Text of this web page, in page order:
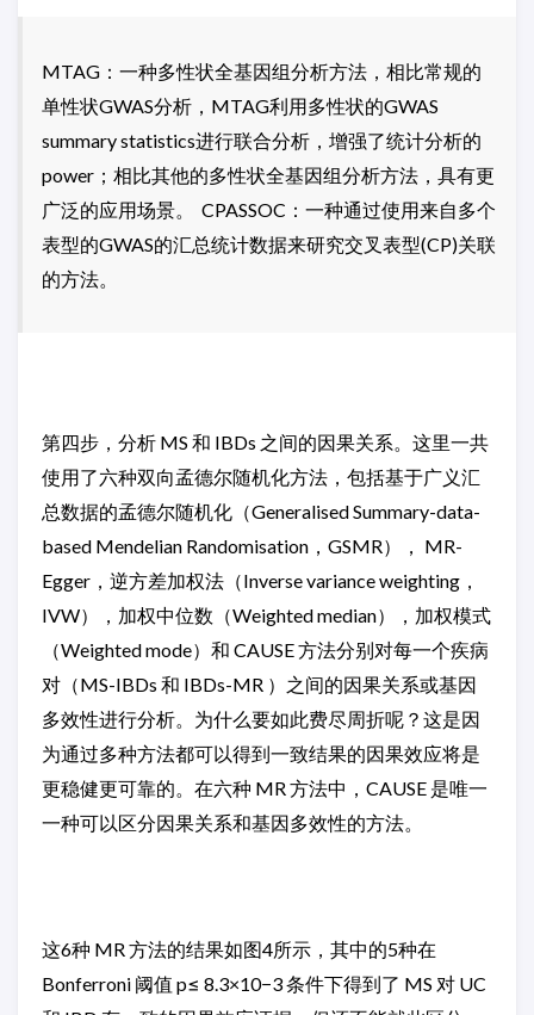
MTAG：一种多性状全基因组分析方法，相比常规的
单性状GWAS分析，MTAG利用多性状的GWAS
summary statistics进行联合分析，增强了统计分析的
power；相比其他的多性状全基因组分析方法，具有更
广泛的应用场景。 CPASSOC：一种通过使用来自多个
表型的GWAS的汇总统计数据来研究交叉表型(CP)关联
的方法。
第四步，分析 MS 和 IBDs 之间的因果关系。这里一共
使用了六种双向孟德尔随机化方法，包括基于广义汇
总数据的孟德尔随机化（Generalised Summary-data-
based Mendelian Randomisation，GSMR）， MR-
Egger，逆方差加权法（Inverse variance weighting，
IVW），加权中位数（Weighted median），加权模式
（Weighted mode）和 CAUSE 方法分别对每一个疾病
对（MS-IBDs 和 IBDs-MR ）之间的因果关系或基因
多效性进行分析。为什么要如此费尽周折呢？这是因
为通过多种方法都可以得到一致结果的因果效应将是
更稳健更可靠的。在六种 MR 方法中，CAUSE 是唯一
一种可以区分因果关系和基因多效性的方法。
这6种 MR 方法的结果如图4所示，其中的5种在
Bonferroni 阈值 p≤ 8.3×10−3 条件下得到了 MS 对 UC